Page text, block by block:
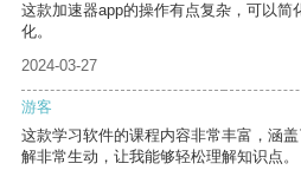
这款加速器app的操作有点复杂，可以简
化。
2024-03-27
游客
这款学习软件的课程内容非常丰富，涵
解非常生动，让我能够轻松理解知识点。